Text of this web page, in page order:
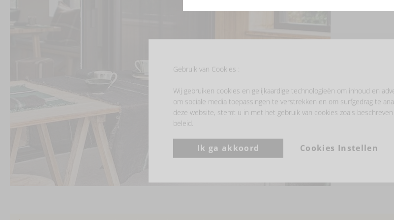
Gebruik van Cookies :
Wij gebruiken cookies en gelijkaardige technologieën om inhoud en
om sociale media toepassingen te verstrekken en om surfgedrag te
deze website, stemt u in met het gebruik van cookies zoals
beleid.
Ik ga akkoord Cookies Instellen